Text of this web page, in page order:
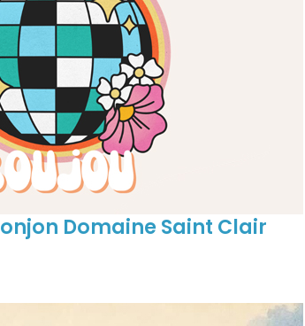
Domaine Saint Clair